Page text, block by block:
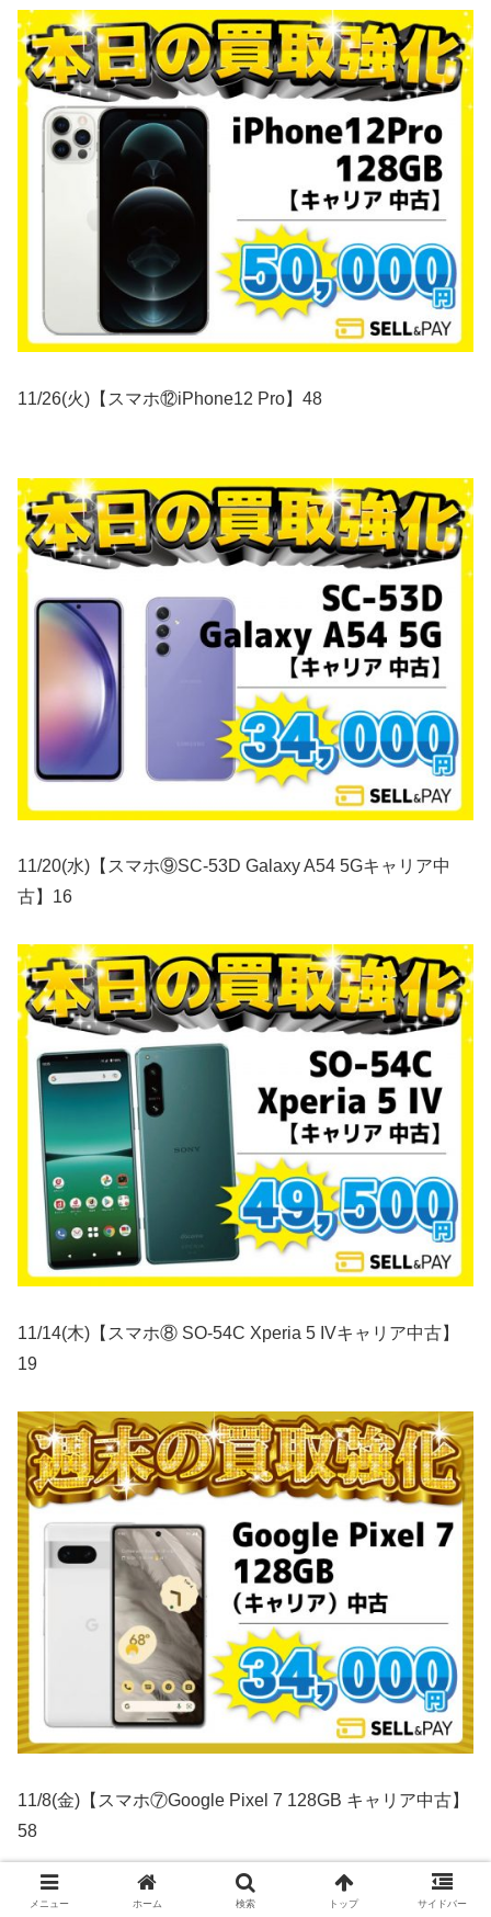
11/26(火)【スマホ⑫iPhone12 Pro】48
11/20(水)【スマホ⑨SC-53D Galaxy A54 5Gキャリア中
古】16
11/14(木)【スマホ⑧ SO-54C Xperia 5 IVキャリア中古】
19
11/8(金)【スマホ⑦Google Pixel 7 128GB キャリア中古】
58
メニュー ホーム 検索 トップ サイドバー